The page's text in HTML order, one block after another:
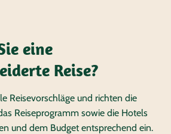
eine
Reise?
Reisevorschläge und richten die
Reiseprogramm sowie die Hotels
und dem Budget entsprechend ein.